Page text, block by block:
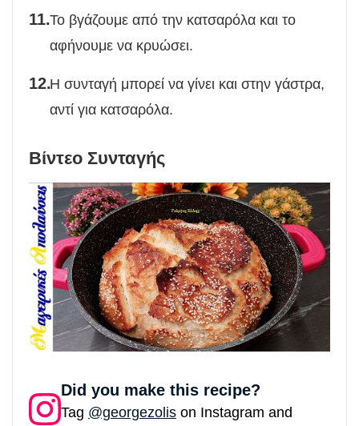
Το βγάζουμε από την κατσαρόλα και το
αφήνουμε να κρυώσει.
Η συνταγή μπορεί να γίνει και στην γάστρα,
αντί για κατσαρόλα.
Βίντεο Συνταγής
Did you make this recipe?
Tag @georgezolis on Instagram and